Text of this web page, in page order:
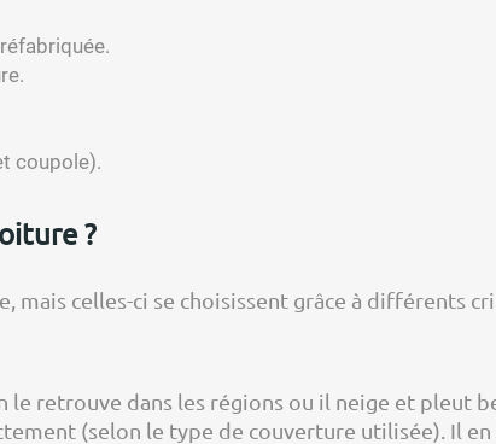
coupole).
?
celles-ci se choisissent grâce à différents
le retrouve dans les régions ou il neige et pleut
(selon le type de couverture utilisée). Il